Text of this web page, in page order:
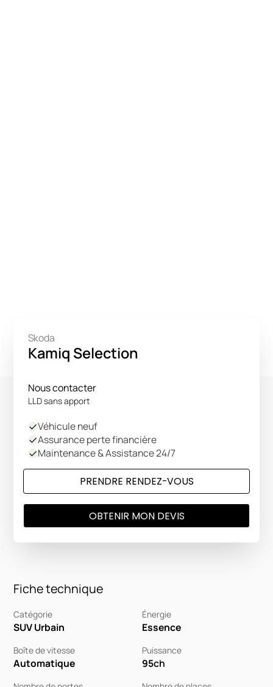
Fiche technique
Catégorie
SUV Urbain
Énergie
Essence
Boîte de vitesse
Automatique
Puissance
95ch
Skoda
Kamiq Selection
Nous contacter
LLD sans apport
Véhicule neuf
Assurance perte financière
Maintenance & Assistance 24/7
PRENDRE RENDEZ-VOUS
OBTENIR MON DEVIS